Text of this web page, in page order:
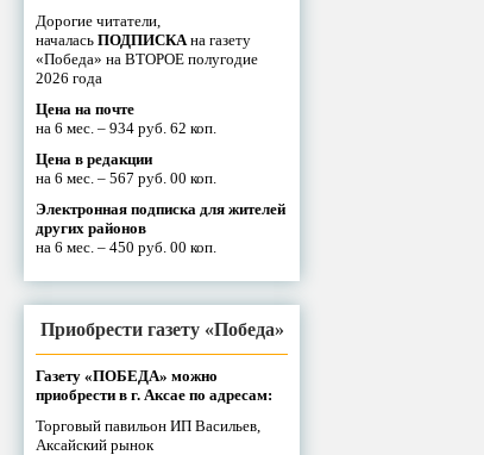
Дорогие читатели,
началась ПОДПИСКА на газету
«Победа» на ВТОРОЕ полугодие
2026 года
Цена на почте
на 6 мес. – 934 руб. 62 коп.
Цена в редакции
на 6 мес. – 567 руб. 00 коп.
Электронная подписка для жителей
других районов
на 6 мес. – 450 руб. 00 коп.
Приобрести газету «Победа»
Газету «ПОБЕДА» можно
приобрести в г. Аксае по адресам:
Торговый павильон ИП Васильев,
Аксайский рынок